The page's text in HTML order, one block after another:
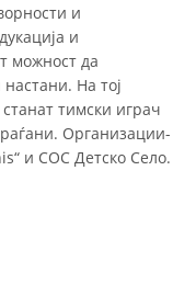
и
и
можност да
На тој
тимски играч
Oрганизации-
и СОС Детско Село.